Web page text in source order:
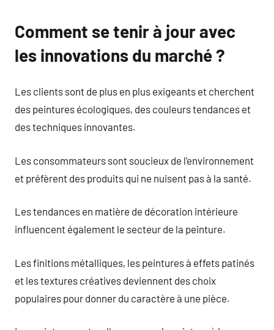
Comment se tenir à jour avec
les innovations du marché ?
Les clients sont de plus en plus exigeants et cherchent
des peintures écologiques, des couleurs tendances et
des techniques innovantes.
Les consommateurs sont soucieux de l’environnement
et préfèrent des produits qui ne nuisent pas à la santé.
Les tendances en matière de décoration intérieure
influencent également le secteur de la peinture.
Les finitions métalliques, les peintures à effets patinés
et les textures créatives deviennent des choix
populaires pour donner du caractère à une pièce.